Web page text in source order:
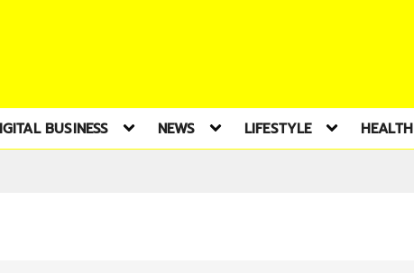
BUSINESS NEWS LIFESTYLE HEALTH